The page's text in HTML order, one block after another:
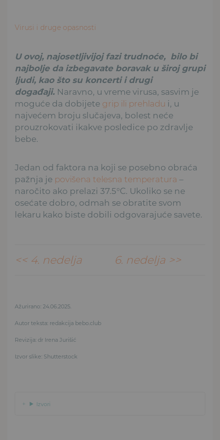
Virusi i druge opasnosti
U ovoj, najosetljivijoj fazi trudnoće, bilo bi
najbolje da izbegavate boravak u široj grupi
ljudi, kao što su koncerti i drugi
događaji. Naravno, u vreme virusa, sasvim je
moguće da dobijete grip ili prehladu i, u
najvećem broju slučajeva, bolest neće
prouzrokovati ikakve posledice po zdravlje
bebe.
Jedan od faktora na koji se posebno obraća
pažnja je povišena telesna temperatura –
naročito ako prelazi 37.5°C. Ukoliko se ne
osećate dobro, odmah se obratite svom
lekaru kako biste dobili odgovarajuće savete.
<< 4. nedelja 6. nedelja >>
Ažurirano: 24.06.2025.
Autor teksta: redakcija bebo.club
Revizija: dr Irena Jurišić
Izvor slike: Shutterstock
Izvori